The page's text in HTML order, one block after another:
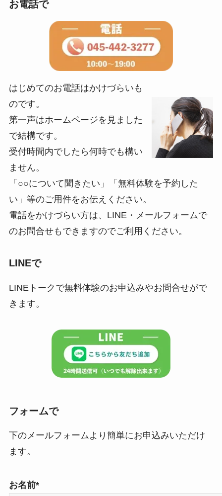
お電話で
はじめてのお電話はかけづらいも
のです。
第一声はホームページを見ました
で結構です。
受付時間内でしたら何時でも構い
ません。
「○○について聞きたい」「無料体験を予約した
い」等のご用件をお伝えください。
電話をかけづらい方は、LINE・メールフォームで
のお問合せもできますのでご利用ください。
LINEで
LINEトークで無料体験のお申込みやお問合せがで
きます。
フォームで
下のメールフォームより簡単にお申込みいただけ
ます。
お名前*